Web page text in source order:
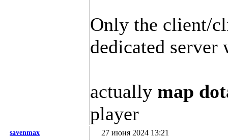
Only the client/
dedicated
actually map
player
savenmax 27 июня 2024 13:21